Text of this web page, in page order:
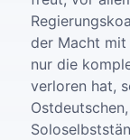
der Macht mit
nur die
verloren hat,